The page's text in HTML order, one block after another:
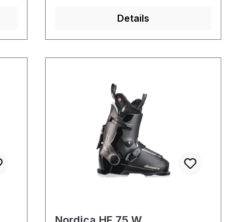
Details